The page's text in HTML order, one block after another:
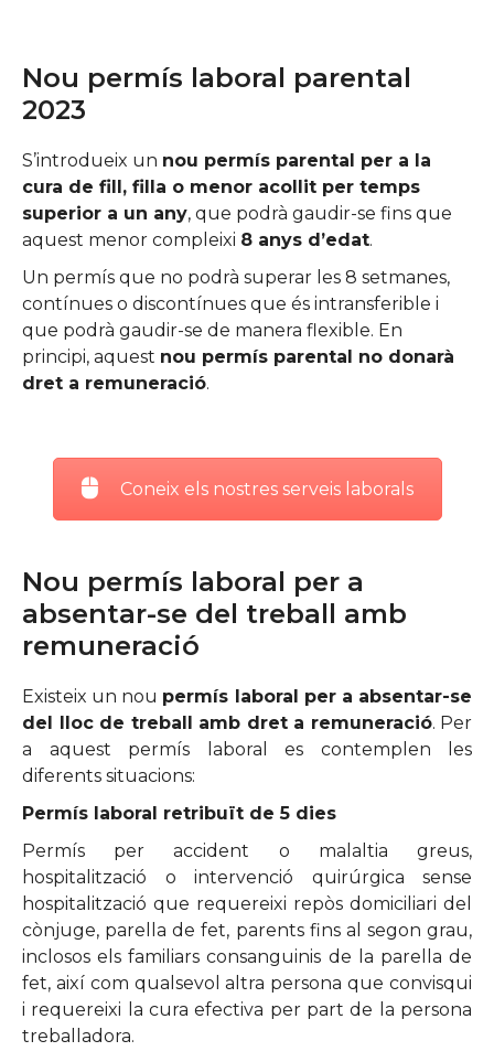
Nou permís laboral parental
2023
S’introdueix un nou permís parental per a la
cura de fill, filla o menor acollit per temps
superior a un any, que podrà gaudir-se fins que
aquest menor compleixi 8 anys d’edat.
Un permís que no podrà superar les 8 setmanes,
contínues o discontínues que és intransferible i
que podrà gaudir-se de manera flexible. En
principi, aquest nou permís parental no donarà
dret a remuneració.
Coneix els nostres serveis laborals
Nou permís laboral per a
absentar-se del treball amb
remuneració
Existeix un nou permís laboral per a absentar-se
del lloc de treball amb dret a remuneració. Per
a aquest permís laboral es contemplen les
diferents situacions:
Permís laboral retribuït de 5 dies
Permís per accident o malaltia greus,
hospitalització o intervenció quirúrgica sense
hospitalització que requereixi repòs domiciliari del
cònjuge, parella de fet, parents fins al segon grau,
inclosos els familiars consanguinis de la parella de
fet, així com qualsevol altra persona que convisqui
i requereixi la cura efectiva per part de la persona
treballadora.